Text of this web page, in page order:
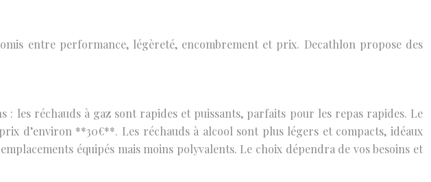
entre performance, légèreté, encombrement et prix. Decathlon propose des
les réchauds à gaz sont rapides et puissants, parfaits pour les repas rapides. Le
d’environ **30€**. Les réchauds à alcool sont plus légers et compacts, idéaux
équipés mais moins polyvalents. Le choix dépendra de vos besoins et